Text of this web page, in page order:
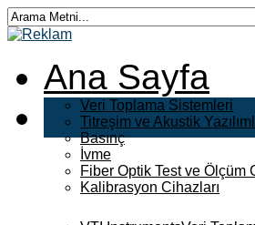
Ana Sayfa
Veri Toplama Sistemleri
Titreşim ve Akustik
Basınç
İvme
Fiber Optik Test ve Ölçüm
Kalibrasyon Cihazları